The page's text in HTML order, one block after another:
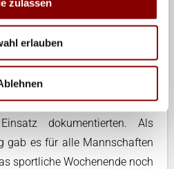
zulassen
erlauben
sorgte.
bildete den
des Turniers. Alle Teams
Leistung gewürdigt und
die ihre Teilnahme
dokumentierten. Als
gab es für alle Mannschaften
sportliche Wochenende noch